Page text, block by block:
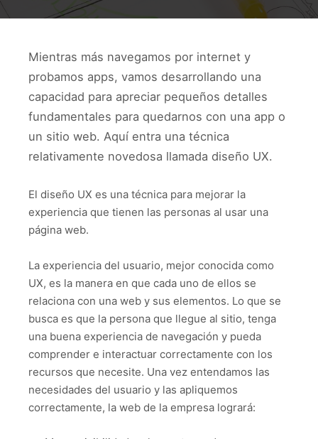
Mientras más navegamos por internet y
probamos apps, vamos desarrollando una
capacidad para apreciar pequeños detalles
fundamentales para quedarnos con una app o
un sitio web. Aquí entra una técnica
relativamente novedosa llamada diseño UX.
El diseño UX es una técnica para mejorar la
experiencia que tienen las personas al usar una
página web.
La experiencia del usuario, mejor conocida como
UX, es la manera en que cada uno de ellos se
relaciona con una web y sus elementos. Lo que se
busca es que la persona que llegue al sitio, tenga
una buena experiencia de navegación y pueda
comprender e interactuar correctamente con los
recursos que necesite. Una vez entendamos las
necesidades del usuario y las apliquemos
correctamente, la web de la empresa logrará: